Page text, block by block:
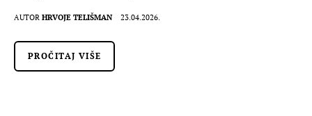
AUTOR HRVOJE TELIŠMAN 23.04.2026.
PROČITAJ VIŠE